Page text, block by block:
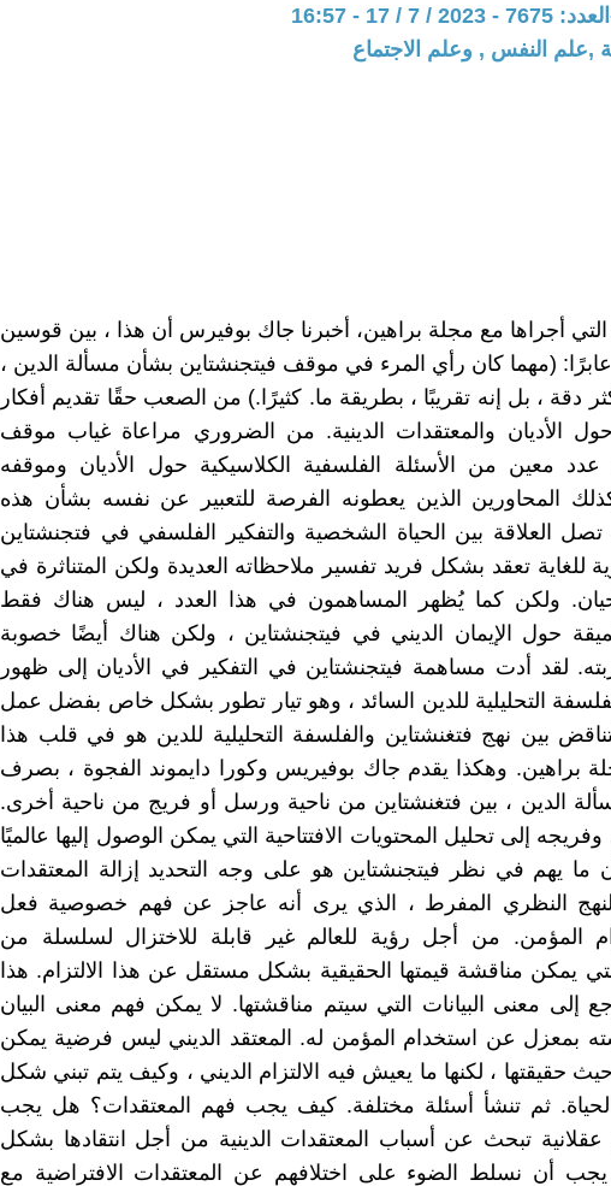
7 / 17 - 16:57
,علم النفس , وعلم الاجتماع
التي أجراها مع مجلة براهين، أخبرنا جاك بوفيرس أن هذا ، بين قوسين
(مهما كان رأي المرء في موقف فيتجنشتاين بشأن مسألة الدين ،
دقة ، بل إنه تقريبًا ، بطريقة ما. كثيرًا.) من الصعب حقًا تقديم أفكار
حول الأديان والمعتقدات الدينية. من الضروري مراعاة غياب موقف
معين من الأسئلة الفلسفية الكلاسيكية حول الأديان وموقفه
المحاورين الذين يعطونه الفرصة للتعبير عن نفسه بشأن هذه
العلاقة بين الحياة الشخصية والتفكير الفلسفي في فتجنشتاين
للغاية تعقد بشكل فريد تفسير ملاحظاته العديدة ولكن المتناثرة في
ولكن كما يُظهر المساهمون في هذا العدد ، ليس هناك فقط
حول الإيمان الديني في فيتجنشتاين ، ولكن هناك أيضًا خصوبة
لقد أدت مساهمة فيتجنشتاين في التفكير في الأديان إلى ظهور
التحليلية للدين السائد ، وهو تيار تطور بشكل خاص بفضل عمل
بين نهج فتغنشتاين والفلسفة التحليلية للدين هو في قلب هذا
براهين. وهكذا يقدم جاك بوفيريس وكورا دايموند الفجوة ، بصرف
الدين ، بين فتغنشتاين من ناحية ورسل أو فريج من ناحية أخرى.
إلى تحليل المحتويات الافتتاحية التي يمكن الوصول إليها عالميًا
يهم في نظر فيتجنشتاين هو على وجه التحديد إزالة المعتقدات
النهج النظري المفرط ، الذي يرى أنه عاجز عن فهم خصوصية فعل
المؤمن. من أجل رؤية للعالم غير قابلة للاختزال لسلسلة من
يمكن مناقشة قيمتها الحقيقية بشكل مستقل عن هذا الالتزام. هذا
إلى معنى البيانات التي سيتم مناقشتها. لا يمكن فهم معنى البيان
بمعزل عن استخدام المؤمن له. المعتقد الديني ليس فرضية يمكن
حقيقتها ، لكنها ما يعيش فيه الالتزام الديني ، وكيف يتم تبني شكل
ثم تنشأ أسئلة مختلفة. كيف يجب فهم المعتقدات؟ هل يجب
عقلانية تبحث عن أسباب المعتقدات الدينية من أجل انتقادها بشكل
أن نسلط الضوء على اختلافهم عن المعتقدات الافتراضية مع